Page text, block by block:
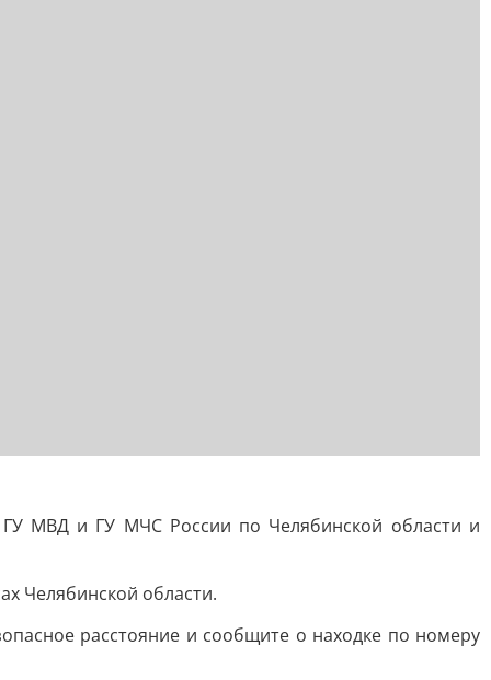
МВД и ГУ МЧС России по Челябинской области и
Челябинской области.
расстояние и сообщите о находке по номеру